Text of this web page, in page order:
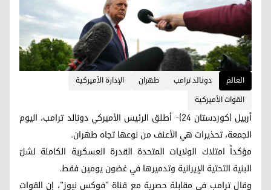
العالم دونالد ترامب طهران
الإدارة الأميركية
القوات الأميركية
أربيل (كوردستان 24)- أطلق الرئيس الأميركي دونالد ترامب، اليوم
الجمعة، تحذيرات هي الأعنف من نوعها تجاه طهران.
مؤكداً امتلاك الولايات المتحدة القدرة العسكرية الكاملة لشلّ
البنية التحتية الإيرانية وتدميرها في غضون يومين فقط.
وقال ترامب في مقابلة حصرية مع قناة "فوكس نيوز"، إن القوات